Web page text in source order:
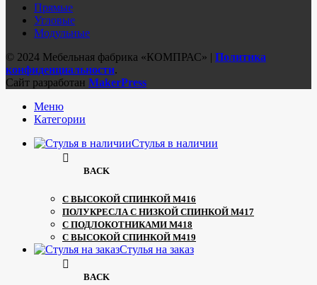
Прямые
Угловые
Модульные
© 2024 Мебельная фабрика «КОМПРАС» | Политика
конфиденциальности.
Сайт разработан MakerPress
Меню
Категории
Стулья в наличии
BACK
С ВЫСОКОЙ СПИНКОЙ М416
ПОЛУКРЕСЛА С НИЗКОЙ СПИНКОЙ М417
С ПОДЛОКОТНИКАМИ М418
С ВЫСОКОЙ СПИНКОЙ М419
Стулья на заказ
BACK